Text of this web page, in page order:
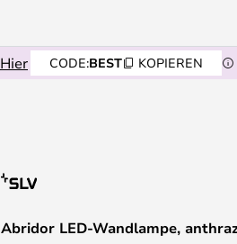
Hier CODE:BEST KOPIEREN
Abridor LED-Wandlampe,